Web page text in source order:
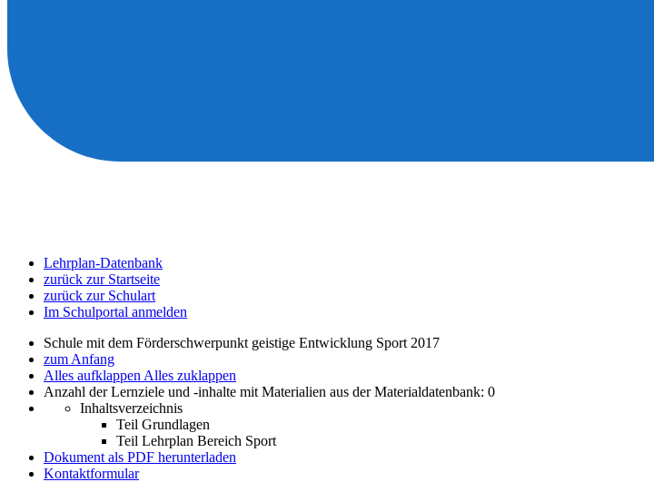
Lehrplan-Datenbank
zurück zur Startseite
zurück zur Schulart
Im Schulportal anmelden
Schule mit dem Förderschwerpunkt geistige Entwicklung Sport 2017
zum Anfang
Alles aufklappen Alles zuklappen
Anzahl der Lernziele und -inhalte mit Materialien aus der Materialdatenbank: 0
Inhaltsverzeichnis
Teil Grundlagen
Teil Lehrplan Bereich Sport
Dokument als PDF herunterladen
Kontaktformular